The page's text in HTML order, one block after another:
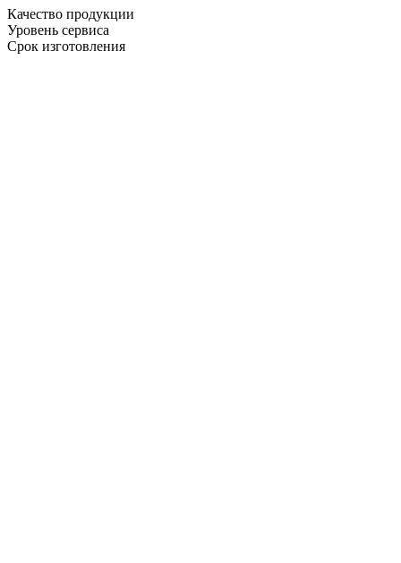
Качество продукции
Уровень сервиса
Срок изготовления